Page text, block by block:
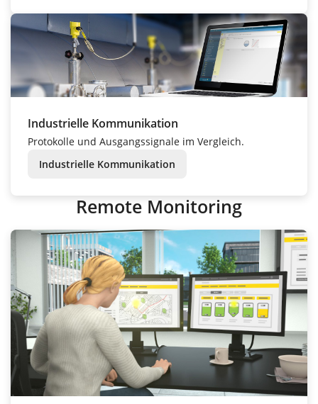
Industrielle Kommunikation
Protokolle und Ausgangssignale im Vergleich.
Industrielle Kommunikation
Remote Monitoring